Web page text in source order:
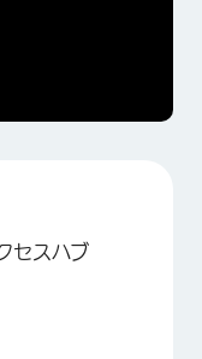
セスハブ